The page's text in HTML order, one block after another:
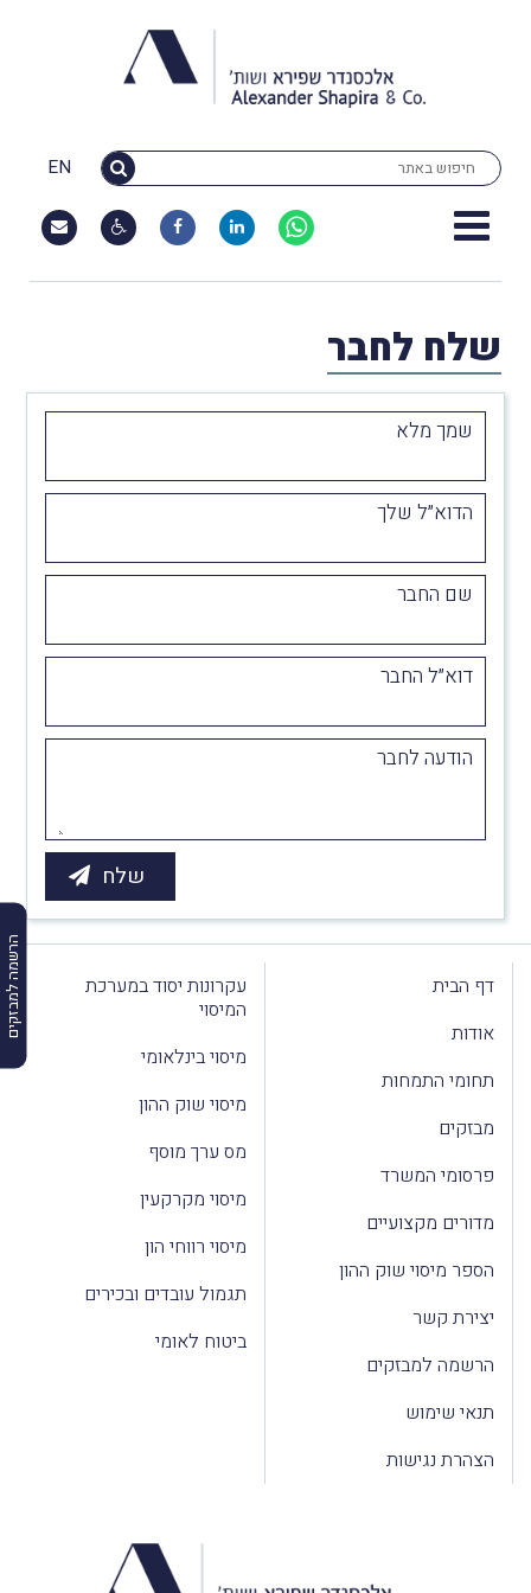
EN
הרשמה למבזקים
שלח לחבר
שמך מלא
הדוא״ל שלך
שם החבר
דוא״ל החבר
הודעה לחבר
דף הבית
אודות
תחומי התמחות
מבזקים
פרסומי המשרד
מדורים מקצועיים
הספר מיסוי שוק ההון
יצירת קשר
הרשמה למבזקים
תנאי שימוש
הצהרת נגישות
עקרונות יסוד במערכת
המיסוי
מיסוי בינלאומי
מיסוי שוק ההון
מס ערך מוסף
מיסוי מקרקעין
מיסוי רווחי הון
תגמול עובדים ובכירים
ביטוח לאומי